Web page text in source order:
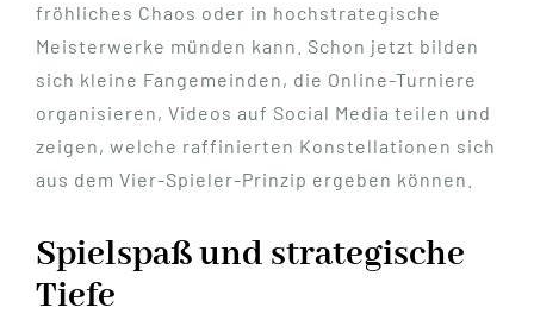
fröhliches Chaos oder in hochstrategische
Meisterwerke münden kann. Schon jetzt bilden
sich kleine Fangemeinden, die Online-Turniere
organisieren, Videos auf Social Media teilen und
zeigen, welche raffinierten Konstellationen sich
aus dem Vier-Spieler-Prinzip ergeben können.
Spielspaß und strategische
Tiefe